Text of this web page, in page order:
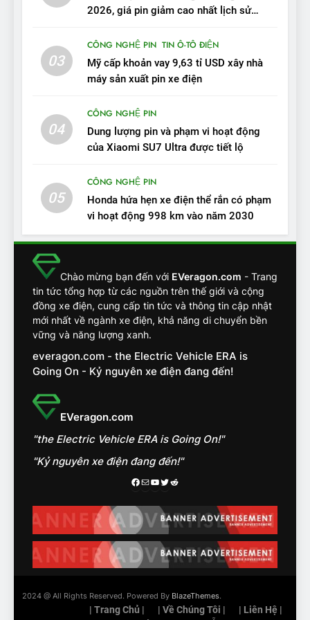
Người dùng nhận xét về
VinFast VF7: Độ hoàn thiện
tốt, lái hay nhất tầm giá 1 tỷ
đồng
12
VinFast VF7 – Mẫu xe cá
ĐÁNH GIÁ XE
Chuyên gia tiết lộ bài test
đối về an toàn trên VinFast
VF8
ĐÁNH GIÁ XE
14
VinFast VF7 đang bỏ xa
như thế nào?
ĐÁNH GIÁ XE
15
‘cảnh vệ’ ADAS, ‘trợ lý’ ViVi
trên ngàn dặm đường
CÔNG NGHỆ AI, TỰ LÁI, ADAS,
ROBOTAXI
ĐÁNH GIÁ XE
Chọn VinFast VF8 hay Santa
Fe, Fortuner ?
ĐÁNH GIÁ XE
Đánh giá nhanh Vinfast VF5
2026, giá pin giảm cao nhất lịch sử
03
CÔNG NGHỆ PIN TIN Ô-TÔ ĐIỆN
Mỹ cấp khoản vay 9,63 tỉ USD xây nhà
máy sản xuất pin xe điện
04
CÔNG NGHỆ PIN
Dung lượng pin và phạm vi hoạt động
của Xiaomi SU7 Ultra được tiết lộ
05
CÔNG NGHỆ PIN
Honda hứa hẹn xe điện thể rắn có phạm
vi hoạt động 998 km vào năm 2030
Chào mừng bạn đến với EVeragon.com - Trang
tin tức tổng hợp từ các nguồn trên thế giới và cộng
đồng xe điện, cung cấp tin tức và thông tin cập nhật
mới nhất về ngành xe điện, khả năng di chuyển bền
vững và năng lượng xanh.
everagon.com - the Electric Vehicle ERA is
Going On - Kỷ nguyên xe điện đang đến!
EVeragon.com
"the Electric Vehicle ERA is Going On!"
"Kỷ nguyên xe điện đang đến!"
Facebook
MailYoutube
Twitter
2024 @ All Rights Reserved. Powered By BlazeThemes.
| Trang Chủ | | Về Chúng Tôi |
| Liên Hệ |